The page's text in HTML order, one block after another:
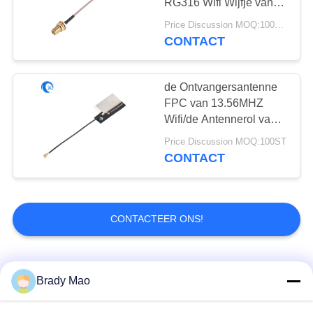
915 Mhz-Antenne
30
HDTV Antenne
RG316 Wifi Wijfje van
Jumper With RP SMA
Coaxiale
Price Discussion MOQ:100pcs
CONTACT
de Ontvangersantenne
FPC van 13.56MHZ
Wifi/de Antennerol van
NFC/RFID-voor Lezer
Price Discussion MOQ:100ST
CONTACT
CONTACTEER ONS!
populaire categorieën
Brady Mao